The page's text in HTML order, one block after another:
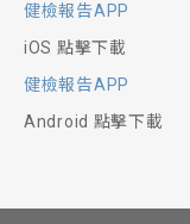
健檢報告APP
iOS 點擊下載
健檢報告APP
Android 點擊下載